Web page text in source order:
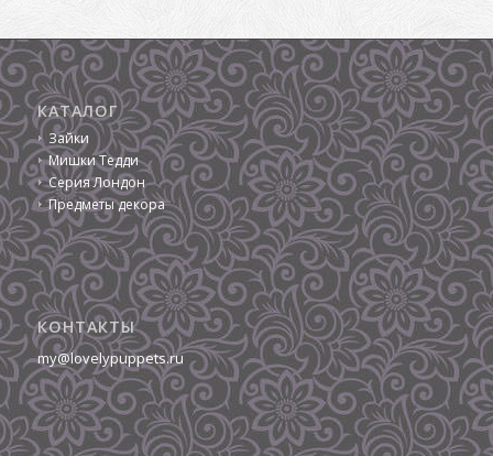
КАТАЛОГ
Зайки
Мишки Тедди
Серия Лондон
Предметы декора
КОНТАКТЫ
my@lovelypuppets.ru